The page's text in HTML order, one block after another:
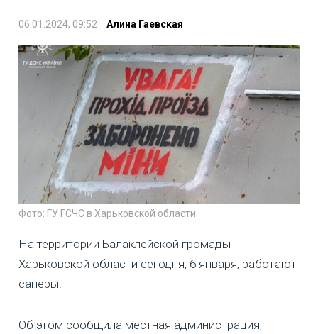
06.01.2024, 09:52 Алина Гаевская
Фото: ГУ ГСЧС в Харьковской области
На территории Балаклейской громады
Харьковской области сегодня, 6 января, работают
саперы.
Об этом сообщила местная администрация,